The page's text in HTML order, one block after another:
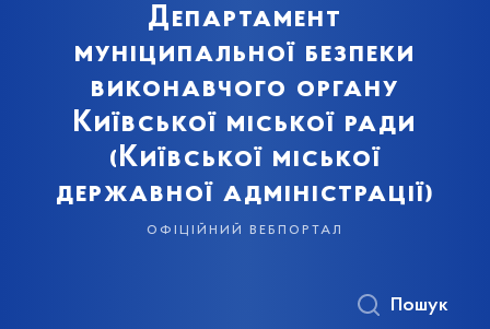
Департамент
муніципальної безпеки
виконавчого органу
Київської міської ради
(Київської міської
державної адміністрації)
офіційний вебпортал
Пошук